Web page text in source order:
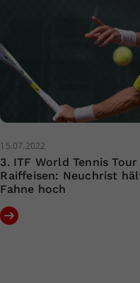
15.07.2022
3. ITF World Tennis
Raiffeisen: Neuchrist
Fahne hoch